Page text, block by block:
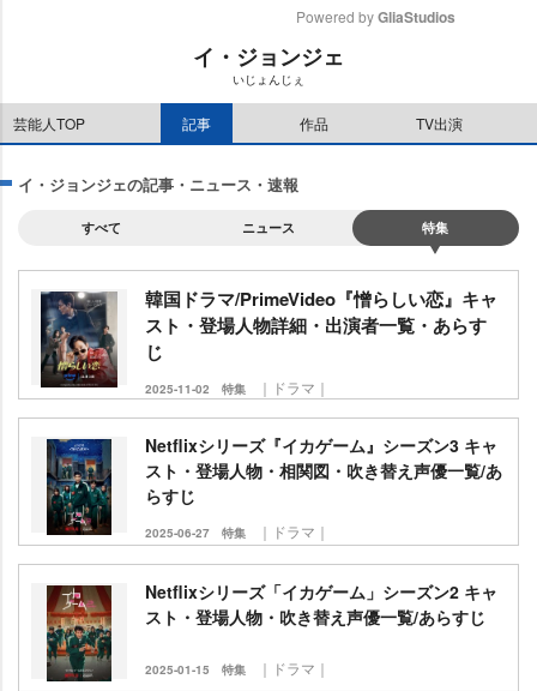
Powered by GliaStudios
イ・ジョンジェ
いじょんじぇ
芸能人TOP 記事 作品 TV出演
イ・ジョンジェの記事・ニュース・速報
すべて ニュース 特集
韓国ドラマ/PrimeVideo『憎らしい恋』キャ
スト・登場人物詳細・出演者一覧・あらす
じ
2025-11-02 特集 ｜ドラマ｜
Netflixシリーズ『イカゲーム』シーズン3 キャ
スト・登場人物・相関図・吹き替え声優一覧/あ
らすじ
2025-06-27 特集 ｜ドラマ｜
Netflixシリーズ「イカゲーム」シーズン2 キャ
スト・登場人物・吹き替え声優一覧/あらすじ
2025-01-15 特集 ｜ドラマ｜